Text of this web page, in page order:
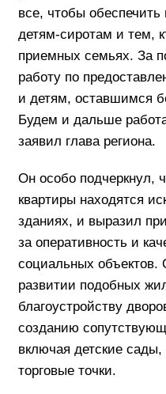
все, чтобы
детям-сиротам и тем,
приемных семьях. За
работу по
и детям, оставшимся
Будем и дальше
заявил глава региона.
Он особо подчеркнул,
квартиры находятся
зданиях, и выразил
за оперативность и
социальных
развитии подобных
благоустройству
созданию
включая детские
торговые точки.